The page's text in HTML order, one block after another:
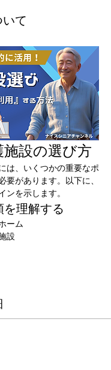
て
設の選び方
は、いくつかの重要なポ
要があります。以下に、
ンを示します。
を理解する
ーム
設